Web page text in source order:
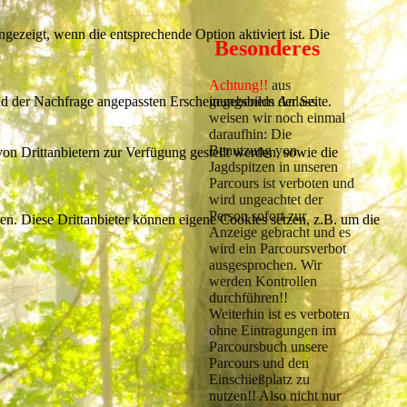
Besonderes
Achtung!! aus
gegebenem Anlass
weisen wir noch einmal
daraufhin: Die
Benutzung von
Jagdspitzen in unseren
Parcours ist verboten und
wird ungeachtet der
Person sofort zur
Anzeige gebracht und es
wird ein Parcoursverbot
ausgesprochen. Wir
werden Kontrollen
durchführen!!
Weiterhin ist es verboten
ohne Eintragungen im
Parcoursbuch unsere
Parcours und den
Einschießplatz zu
nutzen!! Also nicht nur
wenn die entsprechende Option aktiviert ist. Die
Nachfrage angepassten Erscheinungsbilds der Seite.
Drittanbietern zur Verfügung gestellt werden, sowie die
Diese Drittanbieter können eigene Cookies setzen, z.B. um die